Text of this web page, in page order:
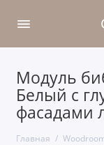
Модуль
Белый с
фасадами
Главная